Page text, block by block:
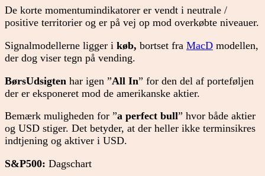
De korte momentumindikatorer er vendt i neutrale /
positive territorier og er på vej op mod overkøbte niveauer.
Signalmodellerne ligger i køb, bortset fra MacD modellen,
der dog viser tegn på vending.
BørsUdsigten har igen ”All In” for den del af porteføljen
der er eksponeret mod de amerikanske aktier.
Bemærk muligheden for ”a perfect bull” hvor både aktier
og USD stiger. Det betyder, at der heller ikke terminsikres
indtjening og aktiver i USD.
S&P500: Dagschart